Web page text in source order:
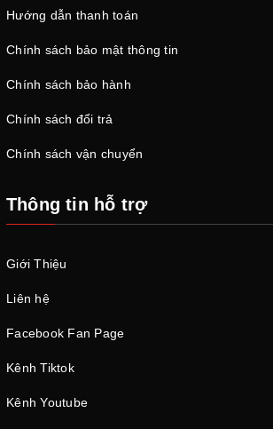
Hướng dẫn thanh toán
Chính sách bảo mật thông tin
Chính sách bảo hành
Chính sách đổi trả
Chính sách vận chuyển
Thông tin hỗ trợ
Giới Thiệu
Liên hệ
Facebook Fan Page
Kênh Tiktok
Kênh Youtube